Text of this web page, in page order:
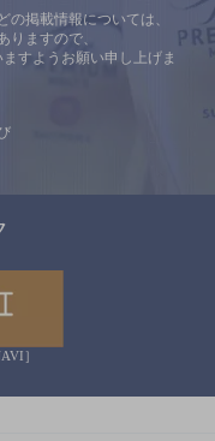
掲載情報については、
りますので、
すようお願い申し上げま
］